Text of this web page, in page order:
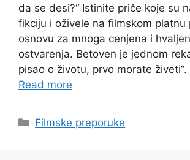
da se desi?“ Istinite priče koje su
fikciju i oživele na filmskom platnu
osnovu za mnoga cenjena i
ostvarenja. Betoven je jednom
pisao o životu, prvo morate
Read more
Categories
Filmske preporuke